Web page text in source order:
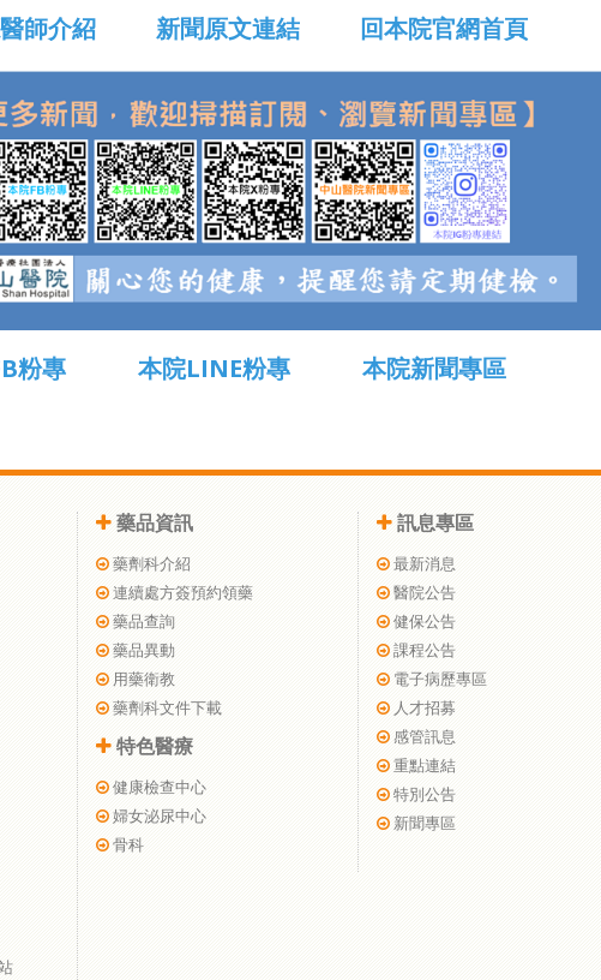
師介紹
新聞原文連結 回本院官網首頁
粉專 本院LINE粉專 本院新聞專區
藥品資訊
藥劑科介紹
連續處方簽預約領藥
藥品查詢
藥品異動
用藥衛教
藥劑科文件下載
特色醫療
健康檢查中心
婦女泌尿中心
骨科
訊息專區
最新消息
醫院公告
健保公告
課程公告
電子病歷專區
人才招募
感管訊息
重點連結
特別公告
新聞專區